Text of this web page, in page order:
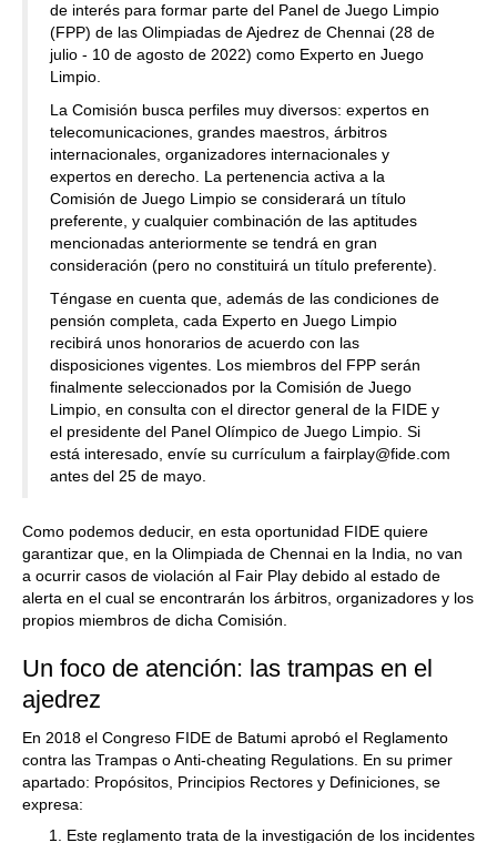
de interés para formar parte del Panel de Juego Limpio
(FPP) de las Olimpiadas de Ajedrez de Chennai (28 de
julio - 10 de agosto de 2022) como Experto en Juego
Limpio.
La Comisión busca perfiles muy diversos: expertos en
telecomunicaciones, grandes maestros, árbitros
internacionales, organizadores internacionales y
expertos en derecho. La pertenencia activa a la
Comisión de Juego Limpio se considerará un título
preferente, y cualquier combinación de las aptitudes
mencionadas anteriormente se tendrá en gran
consideración (pero no constituirá un título preferente).
Téngase en cuenta que, además de las condiciones de
pensión completa, cada Experto en Juego Limpio
recibirá unos honorarios de acuerdo con las
disposiciones vigentes. Los miembros del FPP serán
finalmente seleccionados por la Comisión de Juego
Limpio, en consulta con el director general de la FIDE y
el presidente del Panel Olímpico de Juego Limpio. Si
está interesado, envíe su currículum a fairplay@fide.com
antes del 25 de mayo.
Como podemos deducir, en esta oportunidad FIDE quiere
garantizar que, en la Olimpiada de Chennai en la India, no van
a ocurrir casos de violación al Fair Play debido al estado de
alerta en el cual se encontrarán los árbitros, organizadores y los
propios miembros de dicha Comisión.
Un foco de atención: las trampas en el
ajedrez
En 2018 el Congreso FIDE de Batumi aprobó eI Reglamento
contra las Trampas o Anti-cheating Regulations. En su primer
apartado: Propósitos, Principios Rectores y Definiciones, se
expresa:
Este reglamento trata de la investigación de los incidentes